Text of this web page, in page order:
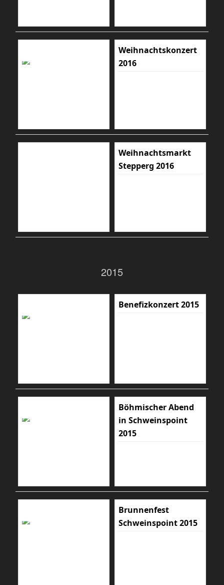
Weihnachtskonzert
2016
Weihnachtsmarkt
Stepperg 2016
2015
Benefizkonzert 2015
Böhmischer Abend
in Schweinspoint
2015
Brunnenfest
Schweinspoint 2015